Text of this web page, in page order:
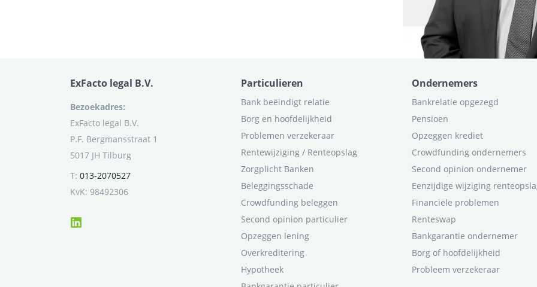
ExFacto legal B.V.
Bezoekadres:
ExFacto legal B.V.
P.F. Bergmansstraat 1
5017 JH Tilburg
T: 013-2070527
KvK: 98492306
Particulieren
Bank beëindigt relatie
Borg en hoofdelijkheid
Problemen verzekeraar
Rentewijziging / Renteopslag
Zorgplicht Banken
Beleggingsschade
Crowdfunding beleggen
Second opinion particulier
Opzeggen lening
Overkreditering
Hypotheek
Ondernemers
Bankrelatie opgezegd
Pensioen
Opzeggen krediet
Crowdfunding ondernemers
Second opinion ondernemer
Eenzijdige wijziging
Financiële problemen
Renteswap
Bankgarantie ondernemer
Borg of hoofdelijkheid
Probleem verzekeraar